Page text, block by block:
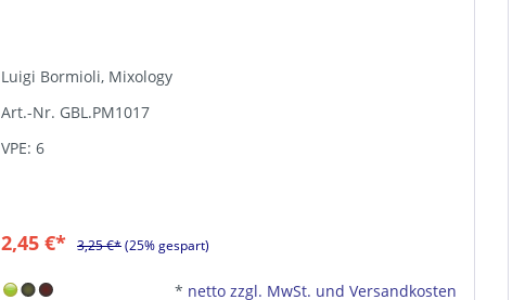
Luigi Bormioli, Mixology
Art.-Nr. GBL.PM1017
VPE: 6
2,45 €* 3,25 €*(25% gespart)
* netto zzgl. MwSt. und Versandkosten